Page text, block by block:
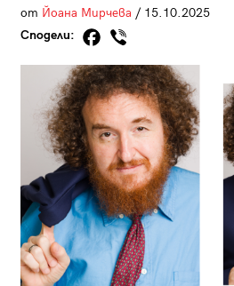
от Йоана Мирчева / 15.10.2025
Сподели: